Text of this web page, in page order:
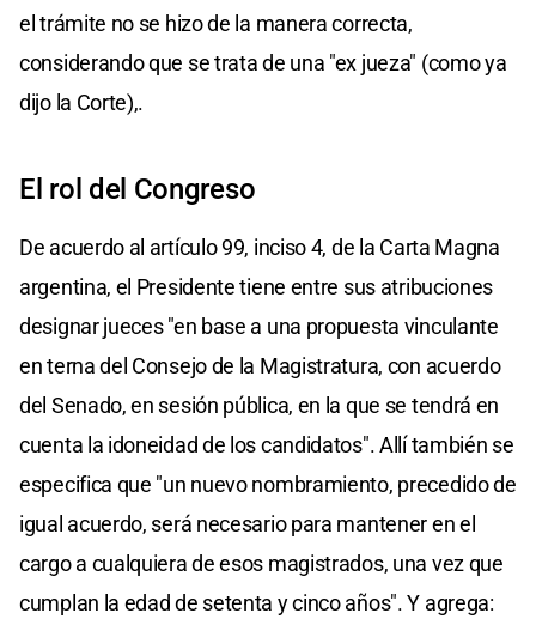
el trámite no se hizo de la manera correcta,
considerando que se trata de una "ex jueza" (como ya
dijo la Corte),.
El rol del Congreso
De acuerdo al artículo 99, inciso 4, de la Carta Magna
argentina, el Presidente tiene entre sus atribuciones
designar jueces "en base a una propuesta vinculante
en terna del Consejo de la Magistratura, con acuerdo
del Senado, en sesión pública, en la que se tendrá en
cuenta la idoneidad de los candidatos". Allí también se
especifica que "un nuevo nombramiento, precedido de
igual acuerdo, será necesario para mantener en el
cargo a cualquiera de esos magistrados, una vez que
cumplan la edad de setenta y cinco años". Y agrega: